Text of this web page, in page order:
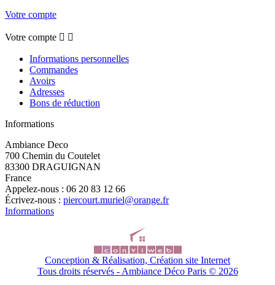
Votre compte
Votre compte  
Informations personnelles
Commandes
Avoirs
Adresses
Bons de réduction
Informations
Ambiance Deco
700 Chemin du Coutelet
83300 DRAGUIGNAN
France
Appelez-nous : 06 20 83 12 66
Écrivez-nous : piercourt.muriel@orange.fr
Informations
Conception & Réalisation, Création site Internet
Tous droits réservés - Ambiance Déco Paris © 2026